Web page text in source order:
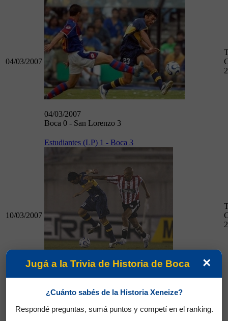
04/03/2007
04/03/2007
Boca 0 - San Lorenzo 3
10/03/2007
Estudiantes (LP) 1 - Boca 3
Estudiantes (LP) 1 - Boca 3
×
Jugá a la Trivia de Historia de Boca
¿Cuánto sabés de la Historia Xeneize?
Respondé preguntas, sumá puntos y competí en el ranking.